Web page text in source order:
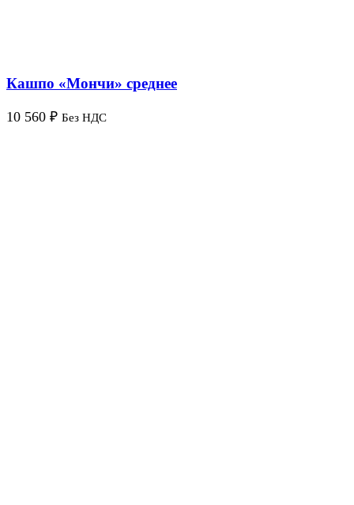
Кашпо «Мончи» среднее
10 560 ₽ Без НДС